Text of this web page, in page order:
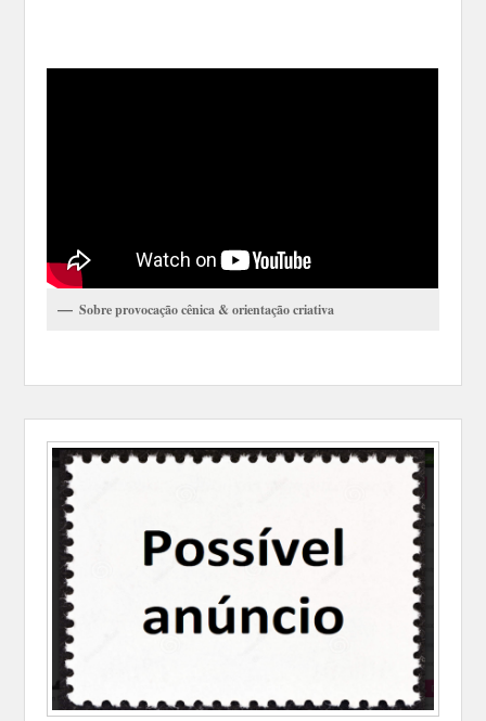
Sobre provocação cênica & orientação criativa